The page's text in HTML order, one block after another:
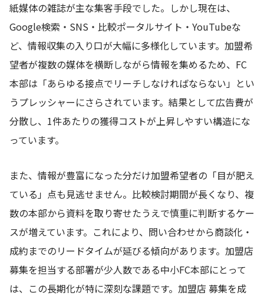
紙媒体の雑誌が主な集客手段でした。しかし現在は、
Google検索・SNS・比較ポータルサイト・YouTubeな
ど、情報収集の入り口が大幅に多様化しています。加盟希
望者が複数の媒体を横断しながら情報を集めるため、FC
本部は「あらゆる接点でリーチしなければならない」とい
うプレッシャーにさらされています。結果として広告費が
分散し、1件あたりの獲得コストが上昇しやすい構造にな
っています。
また、情報が豊富になった分だけ加盟希望者の「目が肥え
ている」点も見逃せません。比較検討期間が長くなり、複
数の本部から資料を取り寄せたうえで慎重に判断するケー
スが増えています。これにより、問い合わせから商談化・
成約までのリードタイムが延びる傾向があります。加盟店
募集を担当する部署が少人数である中小FC本部にとって
は、この長期化が特に深刻な課題です。加盟店 募集を成